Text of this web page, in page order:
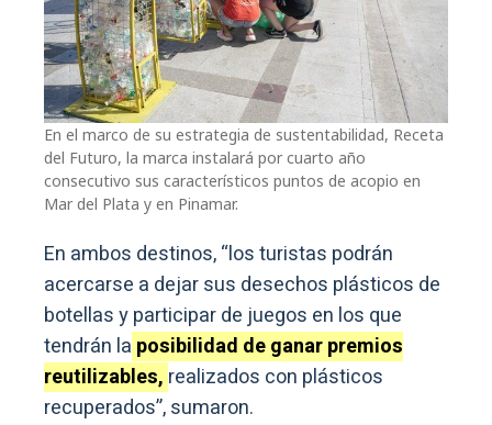
En el marco de su estrategia de sustentabilidad, Receta
del Futuro, la marca instalará por cuarto año
consecutivo sus característicos puntos de acopio en
Mar del Plata y en Pinamar.
En ambos destinos, “los turistas podrán
acercarse a dejar sus desechos plásticos de
botellas y participar de juegos en los que
tendrán la posibilidad de ganar premios
reutilizables, realizados con plásticos
recuperados”, sumaron.